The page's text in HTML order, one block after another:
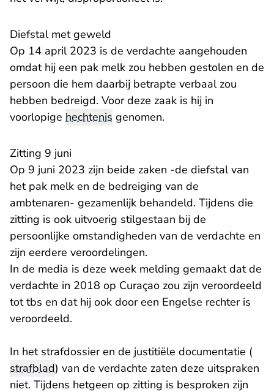
Diefstal met geweld
Op 14 april 2023 is de verdachte aangehouden
omdat hij een pak melk zou hebben gestolen en de
persoon die hem daarbij betrapte verbaal zou
hebben bedreigd. Voor deze zaak is hij in
voorlopige hechtenis genomen.
Zitting 9 juni
Op 9 juni 2023 zijn beide zaken -de diefstal van
het pak melk en de bedreiging van de
ambtenaren- gezamenlijk behandeld. Tijdens die
zitting is ook uitvoerig stilgestaan bij de
persoonlijke omstandigheden van de verdachte en
zijn eerdere veroordelingen.
In de media is deze week melding gemaakt dat de
verdachte in 2018 op Curaçao zou zijn veroordeeld
tot tbs en dat hij ook door een Engelse rechter is
veroordeeld.
In het strafdossier en de justitiële documentatie (
strafblad) van de verdachte zaten deze uitspraken
niet. Tijdens hetgeen op zitting is besproken zijn